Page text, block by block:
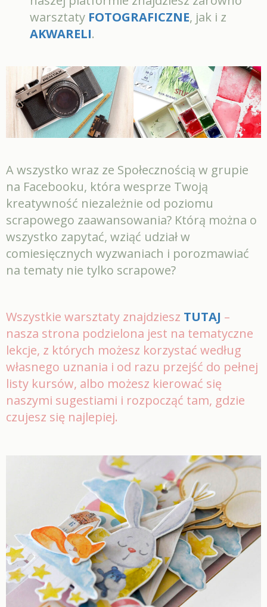
warsztaty FOTOGRAFICZNE, jak i z
AKWARELI.
A wszystko wraz ze Społecznością w grupie
na Facebooku, która wesprze Twoją
kreatywność niezależnie od poziomu
scrapowego zaawansowania? Którą można o
wszystko zapytać, wziąć udział w
comiesięcznych wyzwaniach i porozmawiać
na tematy nie tylko scrapowe?
Wszystkie warsztaty znajdziesz TUTAJ –
nasza strona podzielona jest na tematyczne
lekcje, z których możesz korzystać według
własnego uznania i od razu przejść do pełnej
listy kursów, albo możesz kierować się
naszymi sugestiami i rozpocząć tam, gdzie
czujesz się najlepiej.